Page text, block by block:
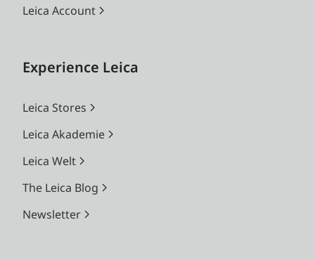
Leica Account
Experience Leica
Leica Stores
Leica Akademie
Leica Welt
The Leica Blog
Newsletter